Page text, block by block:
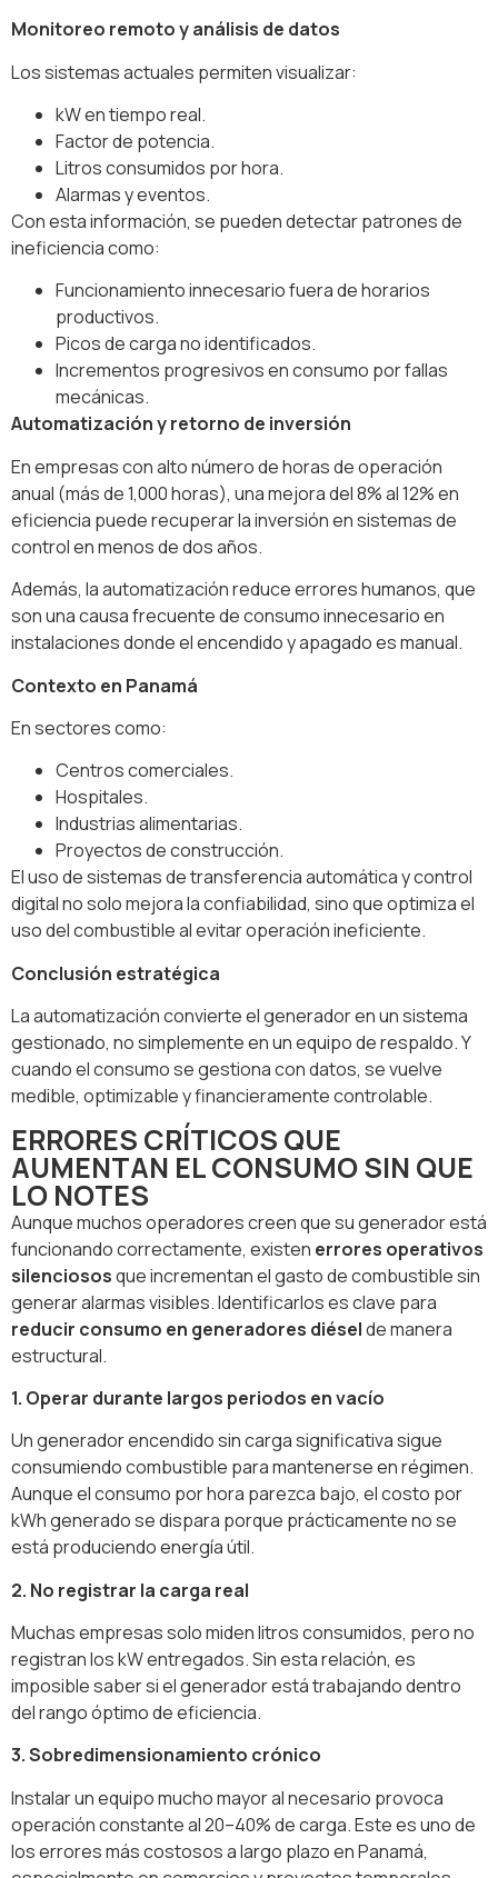
Monitoreo remoto y análisis de datos
Los sistemas actuales permiten visualizar:
kW en tiempo real.
Factor de potencia.
Litros consumidos por hora.
Alarmas y eventos.
Con esta información, se pueden detectar patrones de
ineficiencia como:
Funcionamiento innecesario fuera de horarios
productivos.
Picos de carga no identificados.
Incrementos progresivos en consumo por fallas
mecánicas.
Automatización y retorno de inversión
En empresas con alto número de horas de operación
anual (más de 1,000 horas), una mejora del 8% al 12% en
eficiencia puede recuperar la inversión en sistemas de
control en menos de dos años.
Además, la automatización reduce errores humanos, que
son una causa frecuente de consumo innecesario en
instalaciones donde el encendido y apagado es manual.
Contexto en Panamá
En sectores como:
Centros comerciales.
Hospitales.
Industrias alimentarias.
Proyectos de construcción.
El uso de sistemas de transferencia automática y control
digital no solo mejora la confiabilidad, sino que optimiza el
uso del combustible al evitar operación ineficiente.
Conclusión estratégica
La automatización convierte el generador en un sistema
gestionado, no simplemente en un equipo de respaldo. Y
cuando el consumo se gestiona con datos, se vuelve
medible, optimizable y financieramente controlable.
ERRORES CRÍTICOS QUE
AUMENTAN EL CONSUMO SIN QUE
LO NOTES
Aunque muchos operadores creen que su generador está
funcionando correctamente, existen errores operativos
silenciososque incrementan el gasto de combustible sin
generar alarmas visibles. Identificarlos es clave para
reducir consumo en generadores diéselde manera
estructural.
1. Operar durante largos periodos en vacío
Un generador encendido sin carga significativa sigue
consumiendo combustible para mantenerse en régimen.
Aunque el consumo por hora parezca bajo, el costo por
kWh generado se dispara porque prácticamente no se
está produciendo energía útil.
2. No registrar la carga real
Muchas empresas solo miden litros consumidos, pero no
registran los kW entregados. Sin esta relación, es
imposible saber si el generador está trabajando dentro
del rango óptimo de eficiencia.
3. Sobredimensionamiento crónico
Instalar un equipo mucho mayor al necesario provoca
operación constante al 20–40% de carga. Este es uno de
los errores más costosos a largo plazo en Panamá,